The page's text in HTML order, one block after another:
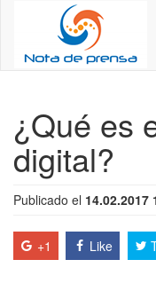
¿Qué es
digital?
Publicado el 14.02.2017
+1 Like